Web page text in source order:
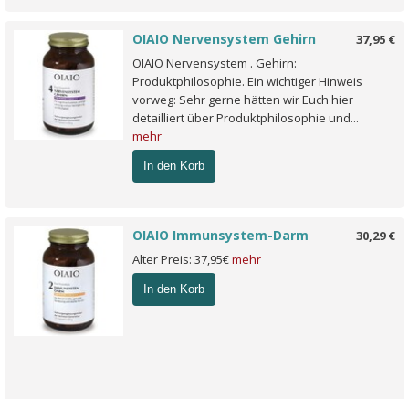
37,95 €
OIAIO Nervensystem Gehirn
OIAIO Nervensystem . Gehirn:
Produktphilosophie. Ein wichtiger Hinweis
vorweg: Sehr gerne hätten wir Euch hier
detailliert über Produktphilosophie und...
mehr
In den Korb
30,29 €
OIAIO Immunsystem-Darm
Alter Preis: 37,95€mehr
In den Korb